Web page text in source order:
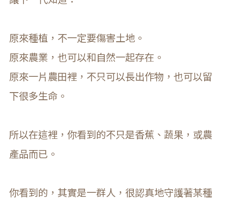
原來種植，不一定要傷害土地。
原來農業，也可以和自然一起存在。
原來一片農田裡，不只可以長出作物，也可以留
下很多生命。
所以在這裡，你看到的不只是香蕉、蔬果，或農
產品而已。
你看到的，其實是一群人，很認真地守護著某種